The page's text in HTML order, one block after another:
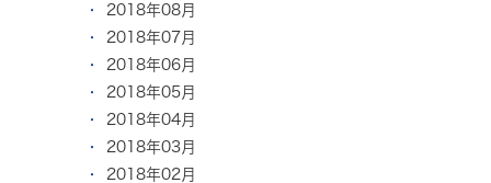
2018年08月
2018年07月
2018年06月
2018年05月
2018年04月
2018年03月
2018年02月